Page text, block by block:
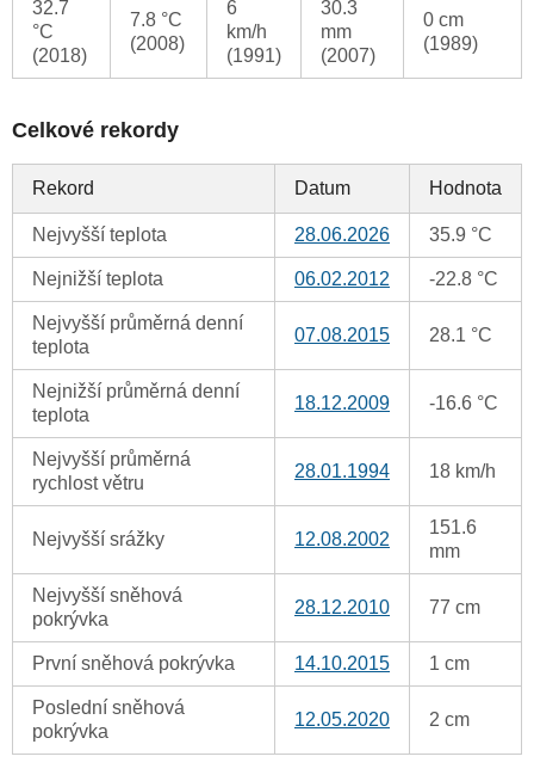
32.7
°C
(2018)
7.8 °C
(2008)
6
km/h
(1991)
30.3
mm
(2007)
0 cm
(1989)
Celkové rekordy
Rekord Datum Hodnota
Nejvyšší teplota 28.06.2026 35.9 °C
Nejnižší teplota 06.02.2012 -22.8 °C
Nejvyšší průměrná denní
teplota
07.08.2015 28.1 °C
Nejnižší průměrná denní
teplota
18.12.2009 -16.6 °C
Nejvyšší průměrná
rychlost větru
28.01.1994 18 km/h
Nejvyšší srážky 12.08.2002
151.6
mm
Nejvyšší sněhová
pokrývka
28.12.2010 77 cm
První sněhová pokrývka 14.10.2015 1 cm
Poslední sněhová
pokrývka
12.05.2020 2 cm